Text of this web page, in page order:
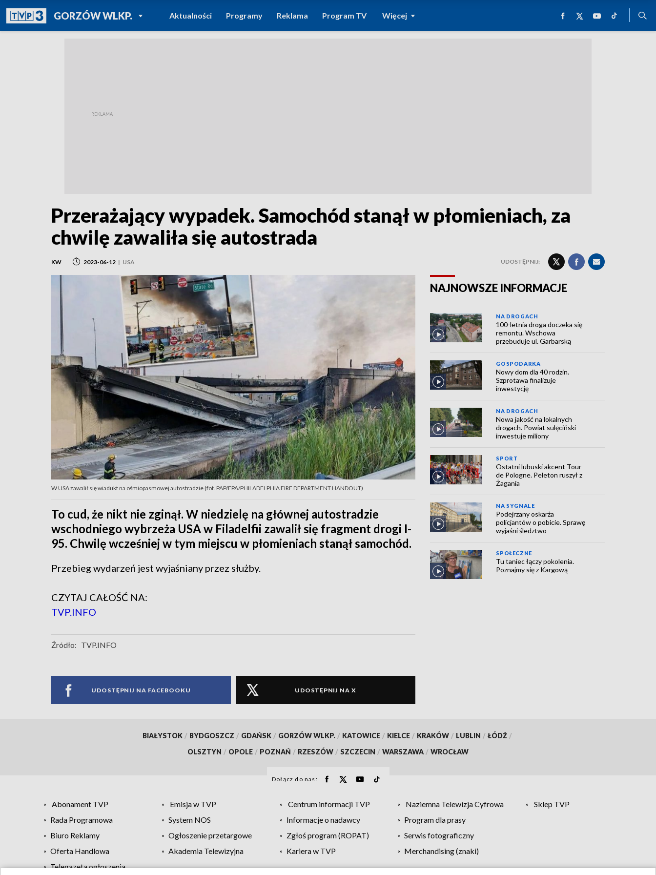
GORZÓW WLKP.POWRÓT DO
TVP REGIONY
Aktualności Programy Reklama Program TV Więcej
Przerażający wypadek. Samochód stanął w płomieniach, za
chwilę zawaliła się autostrada
KW 2023-06-12 | USA UDOSTĘPNIJ:
W USA zawalił się wiadukt na ośmiopasmowej autostradzie (fot. PAP/EPA/PHILADELPHIA FIRE DEPARTMENT HANDOUT)
To cud, że nikt nie zginął. W niedzielę na głównej autostradzie
wschodniego wybrzeża USA w Filadelfii zawalił się fragment drogi I-
95. Chwilę wcześniej w tym miejscu w płomieniach stanął samochód.
Przebieg wydarzeń jest wyjaśniany przez służby.
CZYTAJ CAŁOŚĆ NA:
TVP.INFO
Źródło: TVP.INFO
UDOSTĘPNIJ NA FACEBOOKU UDOSTĘPNIJ NA X
NAJNOWSZE INFORMACJE
NA DROGACH
100-letnia droga doczeka się
remontu. Wschowa
przebuduje ul. Garbarską
GOSPODARKA
Nowy dom dla 40 rodzin.
Szprotawa finalizuje
inwestycję
NA DROGACH
Nowa jakość na lokalnych
drogach. Powiat sulęciński
inwestuje miliony
SPORT
Ostatni lubuski akcent Tour
de Pologne. Peleton ruszył z
Żagania
NA SYGNALE
Podejrzany oskarża
policjantów o pobicie. Sprawę
wyjaśni śledztwo
SPOŁECZNE
Tu taniec łączy pokolenia.
Poznajmy się z Kargową
BIAŁYSTOK / BYDGOSZCZ / GDAŃSK / GORZÓW WLKP. / KATOWICE / KIELCE / KRAKÓW / LUBLIN / ŁÓDŹ /
OLSZTYN / OPOLE / POZNAŃ / RZESZÓW / SZCZECIN / WARSZAWA / WROCŁAW
Dołącz do nas:
Abonament TVP Emisja w TVP Centrum informacji TVP Naziemna Telewizja Cyfrowa
Sklep TVP
Rada Programowa
System NOS Informacje o nadawcy
Program dla prasy
Biuro Reklamy
Ogłoszenie przetargowe Zgłoś program (ROPAT)
Serwis fotograficzny
Oferta Handlowa
Akademia Telewizyjna Kariera w TVP
Merchandising (znaki)
Telegazeta ogłoszenia